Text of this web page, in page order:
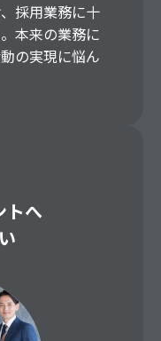
採用業務に十
本来の業務に
の実現に悩ん
トへ